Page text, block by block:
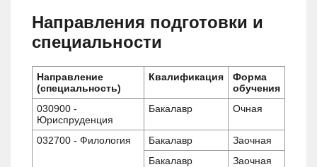
Направления подготовки и
специальности
Направление
(специальность)
Квалификация
Форма
обучения
030900 -
Юриспруденция
Бакалавр Очная
032700 - Филология Бакалавр
Заочная
Бакалавр
Заочная